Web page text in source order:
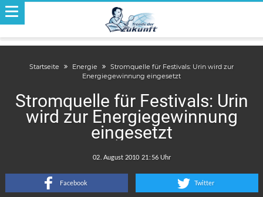
Startseite Energie
Stromquelle für Festivals: Urin wird zur
Energiegewinnung eingesetzt
Stromquelle für Festivals: Urin
wird zur Energiegewinnung
eingesetzt
:
Facebook Twitter